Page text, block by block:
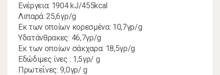
Ενέργεια: 1904 kJ/455kcal
Λιπαρά: 25,6γρ/g
Εκ των οποίων κορεσμένα: 10,7γρ/g
Υδατάνθρακες: 46,7γρ/g
Εκ των οποίων σάκχαρα: 18,5γρ/g
Εδώδιμες ίνες : 1,5γρ/ g
Πρωτεΐνες: 9,0γρ/ g